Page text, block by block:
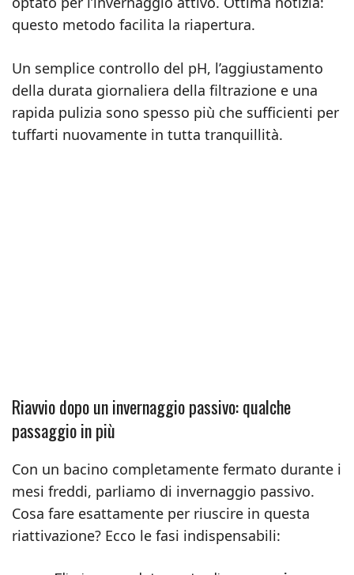
questo metodo facilita la riapertura.
Un semplice controllo del pH, l’aggiustamento
della durata giornaliera della filtrazione e una
rapida pulizia sono spesso più che sufficienti per
tuffarti nuovamente in tutta tranquillità.
Riavvio dopo un invernaggio passivo: qualche
passaggio in più
Con un bacino completamente fermato durante i
mesi freddi, parliamo di invernaggio passivo.
Cosa fare esattamente per riuscire in questa
riattivazione? Ecco le fasi indispensabili: